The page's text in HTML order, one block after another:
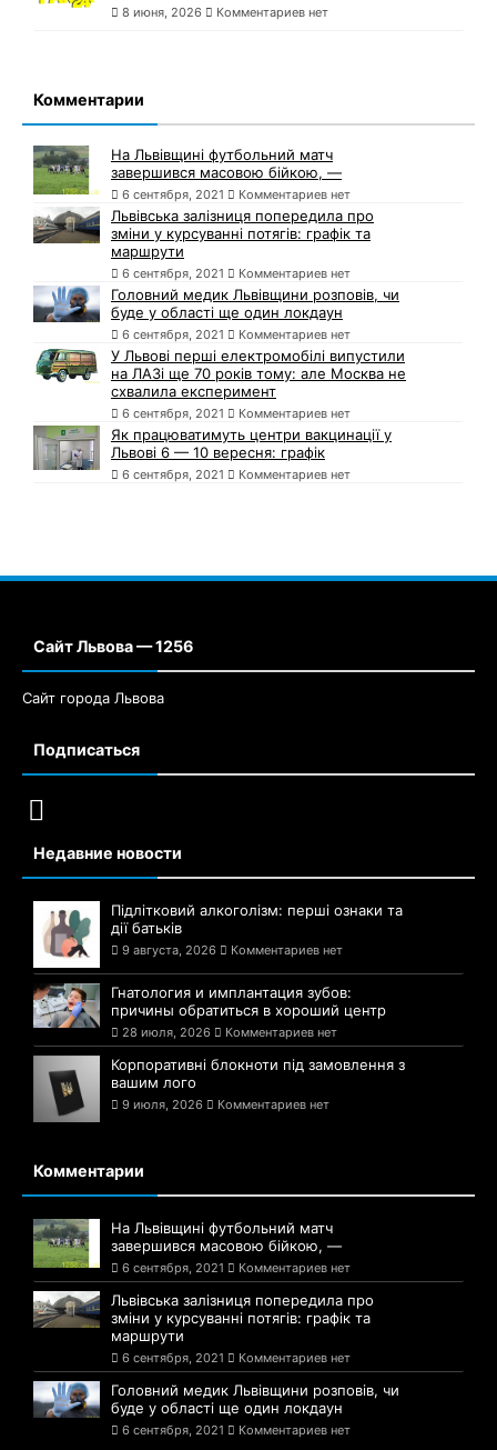
8 июня, 2026 Комментариев нет
Комментарии
На Львівщині футбольний матч
завершився масовою бійкою, —
6 сентября, 2021 Комментариев нет
Львівська залізниця попередила про
зміни у курсуванні потягів: графік та
маршрути
6 сентября, 2021 Комментариев нет
Головний медик Львівщини розповів, чи
буде у області ще один локдаун
6 сентября, 2021 Комментариев нет
У Львові перші електромобілі випустили
на ЛАЗі ще 70 років тому: але Москва не
схвалила експеримент
6 сентября, 2021 Комментариев нет
Як працюватимуть центри вакцинації у
Львові 6 — 10 вересня: графік
6 сентября, 2021 Комментариев нет
Сайт Львова — 1256
Сайт города Львова
Подписаться
Недавние новости
Підлітковий алкоголізм: перші ознаки та
дії батьків
9 августа, 2026 Комментариев нет
Гнатология и имплантация зубов:
причины обратиться в хороший центр
28 июля, 2026 Комментариев нет
Корпоративні блокноти під замовлення з
вашим лого
9 июля, 2026 Комментариев нет
Комментарии
На Львівщині футбольний матч
завершився масовою бійкою, —
6 сентября, 2021 Комментариев нет
Львівська залізниця попередила про
зміни у курсуванні потягів: графік та
маршрути
6 сентября, 2021 Комментариев нет
Головний медик Львівщини розповів, чи
буде у області ще один локдаун
6 сентября, 2021 Комментариев нет